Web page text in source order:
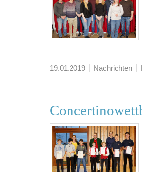
19.01.2019 Nachrichten